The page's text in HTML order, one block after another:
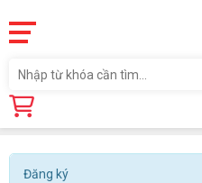
Trang chủ
Đăng ký